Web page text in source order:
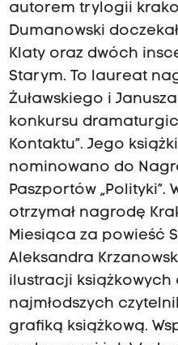
autorem trylogii
Dumanowski
Klaty oraz dwóch
Starym. To laureat
Żuławskiego i
konkursu
Kontaktu”. Jego
nominowano do
Paszportów „Polityki”.
otrzymał nagrodę
Miesiąca za powieść
Aleksandra
ilustracji
najmłodszych
grafiką książkową.